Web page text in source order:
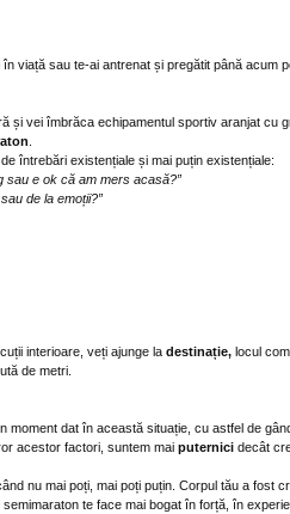
viață sau te-ai antrenat și pregătit până
și vei îmbrăca echipamentul sportiv aranjat
întrebări existențiale și mai puțin existențiale:
sau e ok că am mers acasă?”
de la emoții?”
interioare, veți ajunge la destinație, locul
de metri.
moment dat în această situație, cu astfel de
acestor factori, suntem mai puternici decât
nu mai poți, mai poți puțin. Corpul tău a
te face mai bogat în forță, în